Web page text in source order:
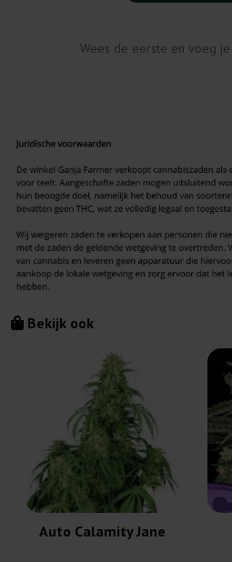
Wees de eerste en voeg
Bekijk ook
Auto Calamity Jane